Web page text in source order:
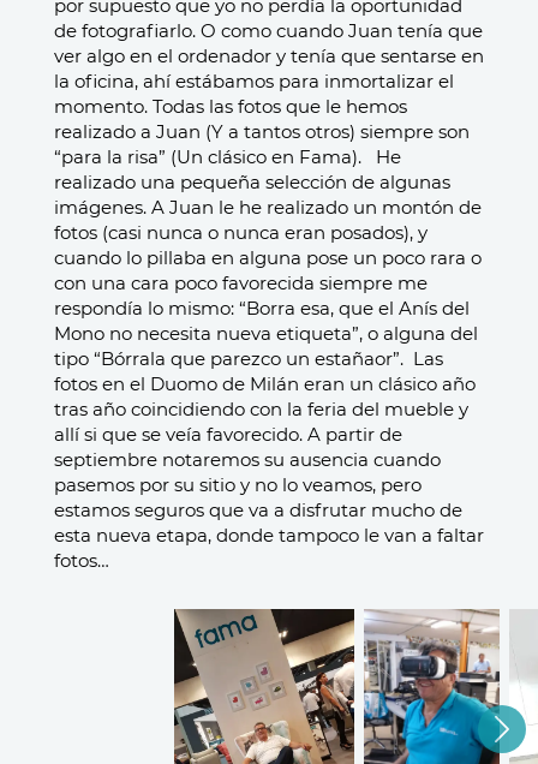
por supuesto que yo no perdía la oportunidad
de fotografiarlo. O como cuando Juan tenía que
ver algo en el ordenador y tenía que sentarse en
la oficina, ahí estábamos para inmortalizar el
momento. Todas las fotos que le hemos
realizado a Juan (Y a tantos otros) siempre son
“para la risa” (Un clásico en Fama). He
realizado una pequeña selección de algunas
imágenes. A Juan le he realizado un montón de
fotos (casi nunca o nunca eran posados), y
cuando lo pillaba en alguna pose un poco rara o
con una cara poco favorecida siempre me
respondía lo mismo: “Borra esa, que el Anís del
Mono no necesita nueva etiqueta”, o alguna del
tipo “Bórrala que parezco un estañaor”. Las
fotos en el Duomo de Milán eran un clásico año
tras año coincidiendo con la feria del mueble y
allí si que se veía favorecido. A partir de
septiembre notaremos su ausencia cuando
pasemos por su sitio y no lo veamos, pero
estamos seguros que va a disfrutar mucho de
esta nueva etapa, donde tampoco le van a faltar
fotos…